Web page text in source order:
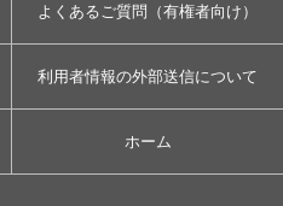
よくあるご質問（有権者向け）
利用者情報の外部送信について
ホーム